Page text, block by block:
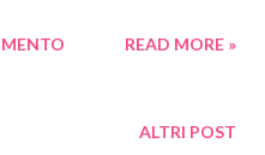
Il romanzo venne infine
cui si deve l'escamotage
READ MORE »
ALTRI POST